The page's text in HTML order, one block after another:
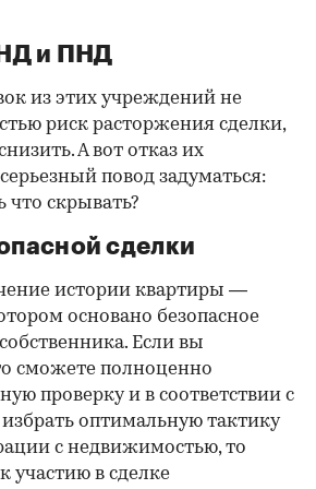
и ПНД
из этих учреждений не
риск расторжения сделки,
А вот отказ их
повод задуматься:
что скрывать?
сделки
истории квартиры —
основано безопасное
Если вы
сможете полноценно
проверку и в соответствии с
избрать оптимальную тактику
с недвижимостью, то
участию в сделке